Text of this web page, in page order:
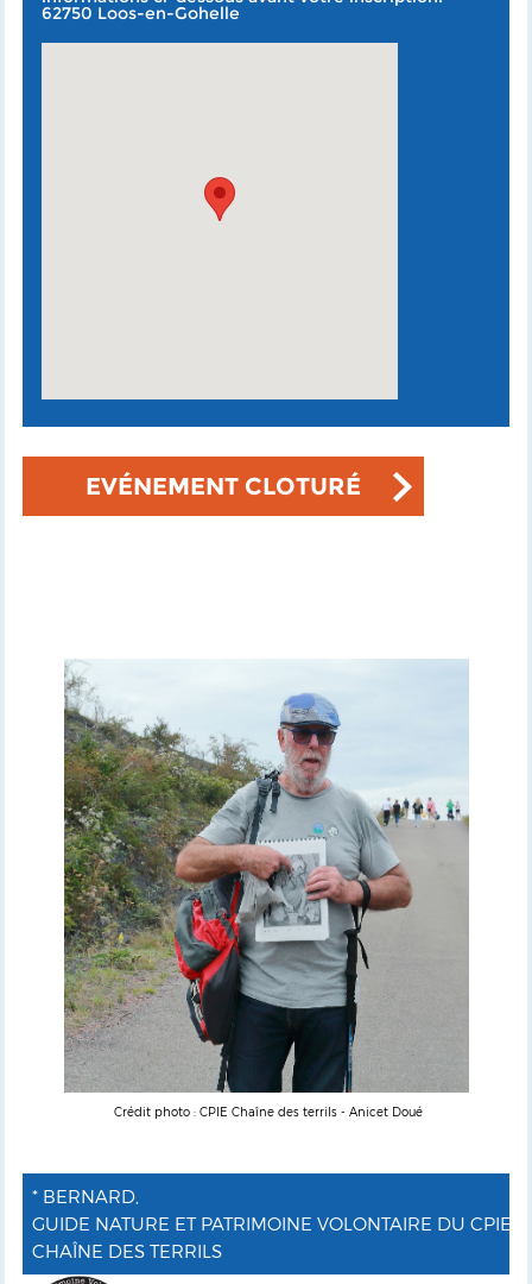
62750 Loos-en-Gohelle
EVÉNEMENT CLOTURÉ
Crédit photo : CPIE Chaîne des terrils - Anicet Doué
* BERNARD,
GUIDE NATURE ET PATRIMOINE VOLONTAIRE DU CPIE
CHAÎNE DES TERRILS